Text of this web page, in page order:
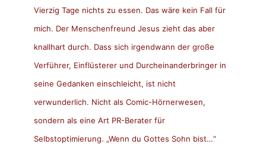
Vierzig Tage nichts zu essen. Das wäre kein Fall für
mich. Der Menschenfreund Jesus zieht das aber
knallhart durch. Dass sich irgendwann der große
Verführer, Einflüsterer und Durcheinanderbringer in
seine Gedanken einschleicht, ist nicht
verwunderlich. Nicht als Comic-Hörnerwesen,
sondern als eine Art PR-Berater für
Selbstoptimierung. „Wenn du Gottes Sohn bist…“